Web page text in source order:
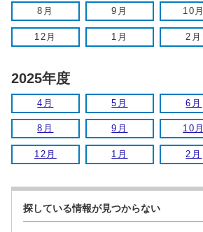
8月 9月 10月
12月 1月 2月
2025年度
4月 5月 6月
8月 9月 10月
12月 1月 2月
探している情報が見つからない